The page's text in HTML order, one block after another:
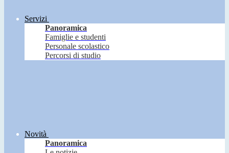
Servizi
Panoramica
Famiglie e studenti
Personale scolastico
Percorsi di studio
Novità
Panoramica